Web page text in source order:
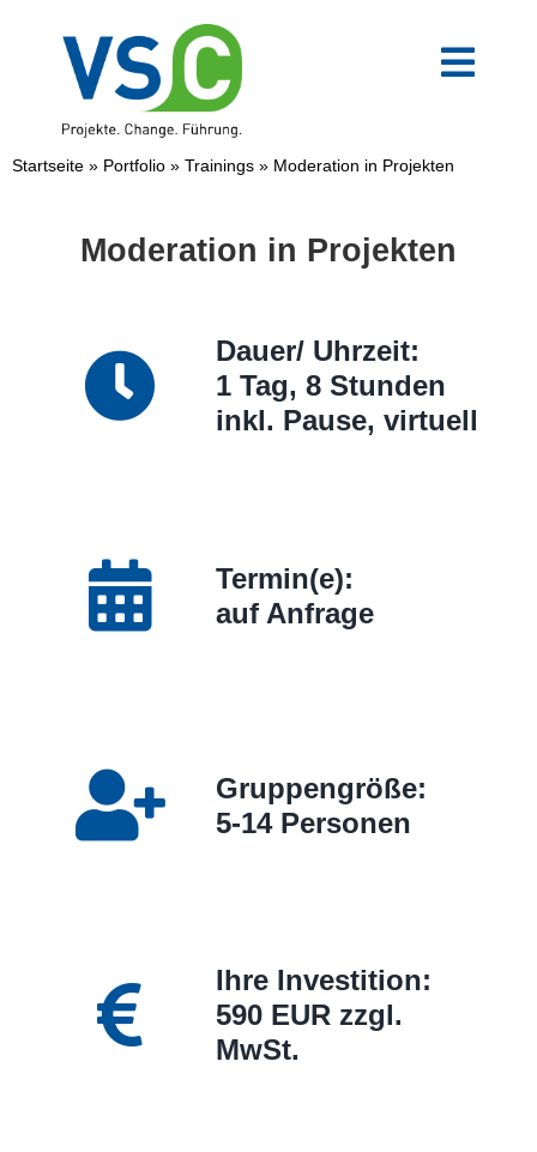
springen
VSC-Team
Digitale Transformation
Startseite » Portfolio » Trainings » Moderation in Projekten
Moderation in Projekten
Dauer/ Uhrzeit:
1 Tag, 8 Stunden
inkl. Pause, virtuell
Termin(e):
auf Anfrage
Gruppengröße:
5-14 Personen
Ihre Investition:
590 EUR zzgl.
MwSt.